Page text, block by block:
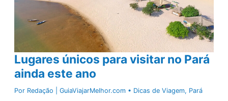
Lugares únicos para visitar no Pará
ainda este ano
Por Redação | GuiaViajarMelhor.com • Dicas de Viagem, Pará